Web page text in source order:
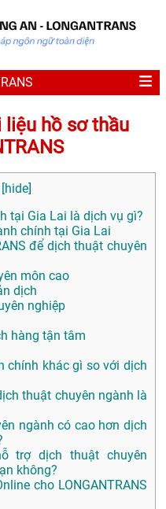
hồ sơ thầu
[hide]
tại Gia Lai là dịch vụ gì?
chính tại Gia Lai
để dịch thuật chuyên
môn cao
dịch
nghiệp
hàng tận tâm
chính khác gì so với dịch
thuật chuyên ngành là
ngành có cao hơn dịch
trợ dịch thuật chuyên
không?
cho LONGANTRANS